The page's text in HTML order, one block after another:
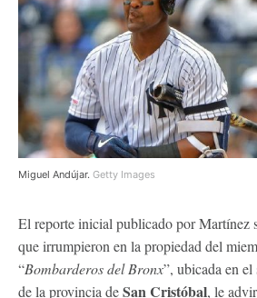
Miguel Andújar. Getty Images
El reporte inicial publicado por Martínez
que irrumpieron en la propiedad del
“Bombarderos del Bronx”, ubicada en
de la provincia deSan Cristóbal, le